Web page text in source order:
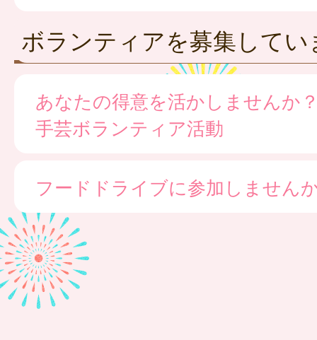
ボランティアを募集してい
あなたの得意を活かしませんか
手芸ボランティア活動
フードドライブに参加しません